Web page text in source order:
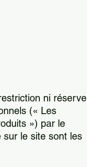
ni réserve
(« Les
») par le
sur le site sont les